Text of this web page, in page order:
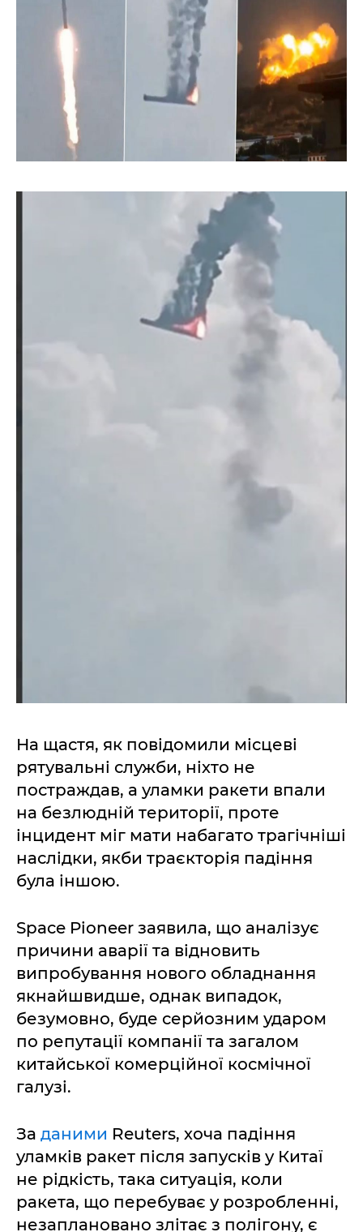
На щастя, як повідомили місцеві
рятувальні служби, ніхто не
постраждав, а уламки ракети впали
на безлюдній території, проте
інцидент міг мати набагато трагічніші
наслідки, якби траєкторія падіння
була іншою.
Space Pioneer заявила, що аналізує
причини аварії та відновить
випробування нового обладнання
якнайшвидше, однак випадок,
безумовно, буде серйозним ударом
по репутації компанії та загалом
китайської комерційної космічної
галузі.
За даними Reuters, хоча падіння
уламків ракет після запусків у Китаї
не рідкість, така ситуація, коли
ракета, що перебуває у розробленні,
незаплановано злітає з полігону, є